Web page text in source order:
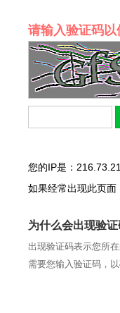
请输入验证码以
您的IP是：
如果经常出现此页
为什么会出现验证
出现验证码表示您所
需要您输入验证码，